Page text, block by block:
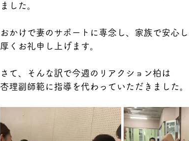
ました。
おかけで妻のサポートに専念し、家族で安心
厚くお礼申し上げます。
さて、そんな訳で今週のリアクション柏は
杏理副師範に指導を代わっていただきました。